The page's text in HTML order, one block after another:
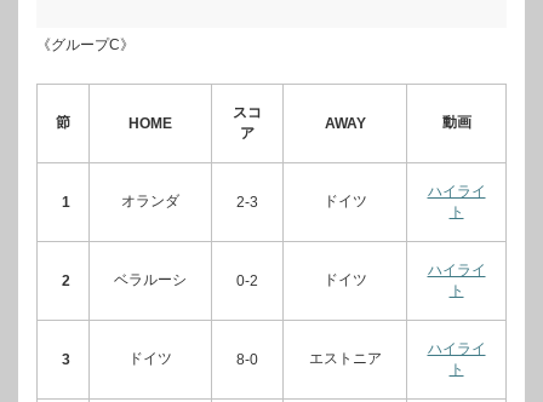
《グループC》
節 HOME
スコ
ア
AWAY 動画
1 オランダ 2-3 ドイツ
ハイライ
ト
2 ベラルーシ 0-2 ドイツ
ハイライ
ト
3 ドイツ 8-0 エストニア
ハイライ
ト